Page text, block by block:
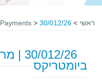
ראשי >
Payments > 30/012/26 | מרי אפרה FROM ביומטריקס
ביומטריקס